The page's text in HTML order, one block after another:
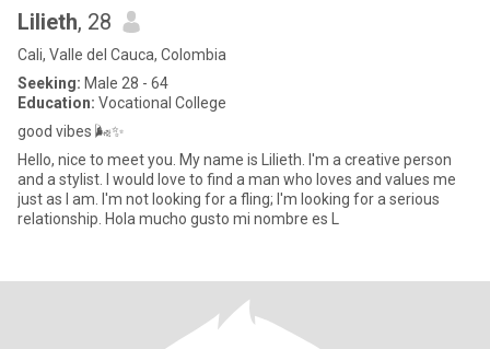
Lilieth, 28
Cali, Valle del Cauca, Colombia
Seeking: Male 28 - 64
Education: Vocational College
good vibes 🌬✨️
Hello, nice to meet you. My name is Lilieth. I'm a creative person
and a stylist. I would love to find a man who loves and values me
just as I am. I'm not looking for a fling; I'm looking for a serious
relationship. Hola mucho gusto mi nombre es L